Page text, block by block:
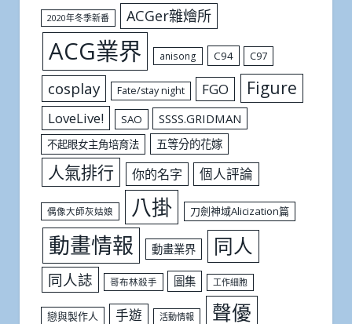
2020年冬季新番 ACGer雜燴所
ACG業界 anisong C94 C97
cosplay Fate/stay night FGO Figure
LoveLive! SAO SSSS.GRIDMAN
不起眼女主角培育法 五等分的花嫁
人氣排行 你的名字 個人評論
偶像大師灰姑娘 八掛 刀劍神域Alicization篇
動畫情報 動畫業界 同人
同人誌 哥布林殺手 圖集 工作細胞
戀與製作人 手遊 活動情報 聲優